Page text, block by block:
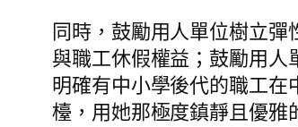
同時，鼓勵用人單位樹立
與職工休假權益；鼓勵用
明確有中小學後代的職工在
檯，用她那極度鎮靜且優雅